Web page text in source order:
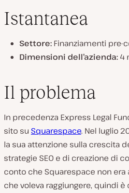
Istantanea
Settore: Finanziamenti pre-
Dimensioni dell’azienda:4
Il problema
In precedenza Express Legal
sito su Squarespace. Nel luglio
la sua attenzione sulla crescita
strategie SEO e di creazione di
conto che Squarespace non era
che voleva raggiungere, quindi è